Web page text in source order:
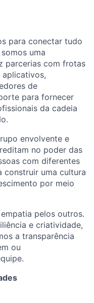
para conectar tudo
uma
parcerias com frotas
aplicativos,
de
para fornecer
da cadeia
envolvente e
no poder das
com diferentes
construir uma cultura
por meio
pelos outros.
e criatividade,
a transparência
ou